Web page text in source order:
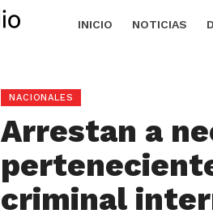
INICIO NOTICIAS
NACIONALES
Arrestan a
criminal